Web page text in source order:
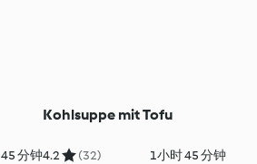
45 分钟
Kohlsuppe mit Tofu
4.2 (32) 1小时 45 分钟